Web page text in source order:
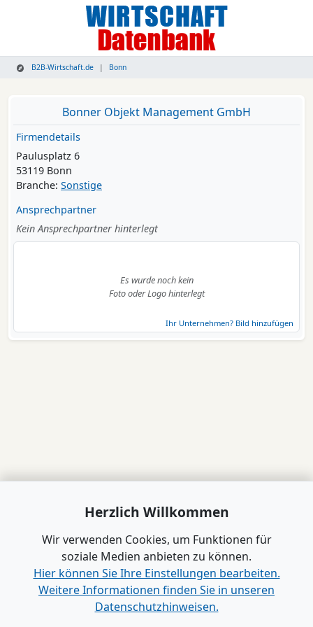
B2B-Wirtschaft.de Bonn
Bonner Objekt Management GmbH
Firmendetails
Paulusplatz 6
53119 Bonn
Branche: Sonstige
Ansprechpartner
Kein Ansprechpartner hinterlegt
Es wurde noch kein
Foto oder Logo hinterlegt
Ihr Unternehmen? Bild hinzufügen
Herzlich Willkommen
Wir verwenden Cookies, um Funktionen für
soziale Medien anbieten zu können.
Hier können Sie Ihre Einstellungen bearbeiten.
Weitere Informationen finden Sie in unseren
Datenschutzhinweisen.